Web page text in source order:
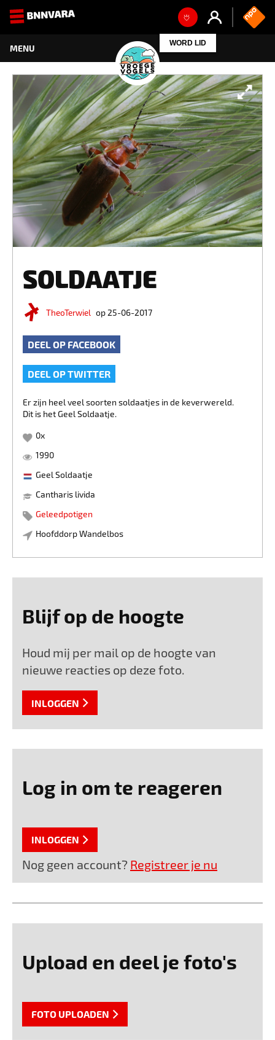
WORD LID
SOLDAATJE
TheoTerwiel op 25-06-2017
DEEL OP FACEBOOK
DEEL OP TWITTER
Er zijn heel veel soorten soldaatjes in de keverwereld.
Dit is het Geel Soldaatje.
0x
1990
Geel Soldaatje
Cantharis livida
Geleedpotigen
Hoofddorp Wandelbos
Blijf op de hoogte
Houd mij per mail op de hoogte van
nieuwe reacties op deze foto.
INLOGGEN
Log in om te reageren
INLOGGEN
Nog geen account? Registreer je nu
Upload en deel je foto's
FOTO UPLOADEN